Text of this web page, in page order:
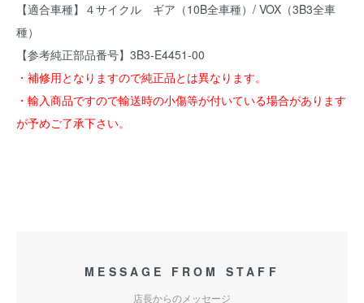
【適合車種】４サイクル ギア（10B全車種）/ VOX（3B3全車
種）
【参考純正部品番号】3B3-E4451-00
・補修用となりますので純正品とは異なります。
・輸入商品ですので輸送時の小傷等が付いている場合があります
が予めご了承下さい。
MESSAGE FROM STAFF
店長からのメッセージ